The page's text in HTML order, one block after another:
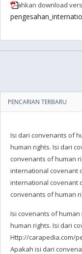
Silahkan download
PENCARIAN TERBARU
Isi dari convenants of
human rights. Isi dari
convenants of human
international covenant
international covenant
convenants of human
Isi covenants of
human rights. Isi dari
Http://carapedia.com/
Apakah isi dari